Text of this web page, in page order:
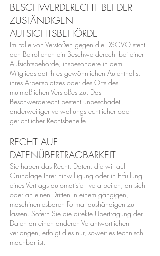
BESCHWERDERECHT BEI DER
ZUSTÄNDIGEN
AUFSICHTSBEHÖRDE
Im Falle von Verstößen gegen die DSGVO steht
den Betroffenen ein Beschwerderecht bei einer
Aufsichtsbehörde, insbesondere in dem
Mitgliedstaat ihres gewöhnlichen Aufenthalts,
ihres Arbeitsplatzes oder des Orts des
mutmaßlichen Verstoßes zu. Das
Beschwerderecht besteht unbeschadet
anderweitiger verwaltungsrechtlicher oder
gerichtlicher Rechtsbehelfe.
RECHT AUF
DATENÜBERTRAGBARKEIT
Sie haben das Recht, Daten, die wir auf
Grundlage Ihrer Einwilligung oder in Erfüllung
eines Vertrags automatisiert verarbeiten, an sich
oder an einen Dritten in einem gängigen,
maschinenlesbaren Format aushändigen zu
lassen. Sofern Sie die direkte Übertragung der
Daten an einen anderen Verantwortlichen
verlangen, erfolgt dies nur, soweit es technisch
machbar ist.